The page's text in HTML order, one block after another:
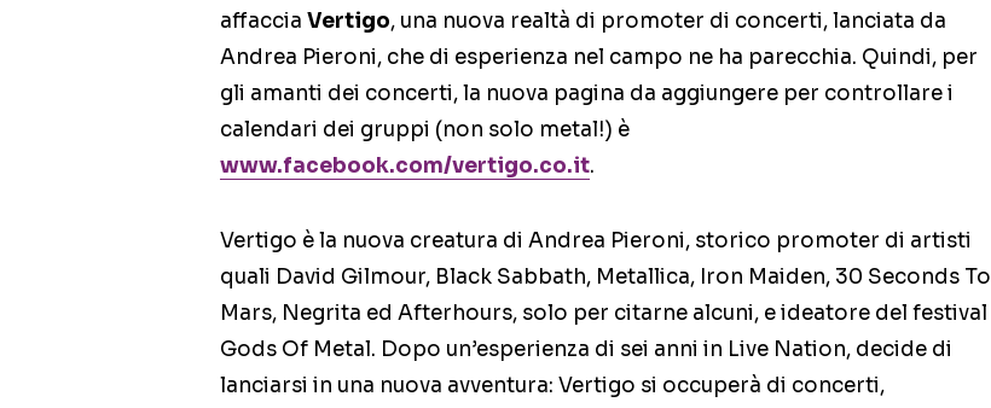
affaccia Vertigo, una nuova realtà di promoter di concerti, lanciata da
Andrea Pieroni, che di esperienza nel campo ne ha parecchia. Quindi, per
gli amanti dei concerti, la nuova pagina da aggiungere per controllare i
calendari dei gruppi (non solo metal!) è
www.facebook.com/vertigo.co.it.
Vertigo è la nuova creatura di Andrea Pieroni, storico promoter di artisti
quali David Gilmour, Black Sabbath, Metallica, Iron Maiden, 30 Seconds To
Mars, Negrita ed Afterhours, solo per citarne alcuni, e ideatore del festival
Gods Of Metal. Dopo un’esperienza di sei anni in Live Nation, decide di
lanciarsi in una nuova avventura: Vertigo si occuperà di concerti,